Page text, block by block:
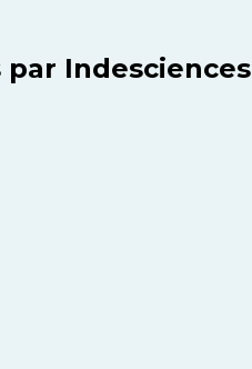
Indesciences